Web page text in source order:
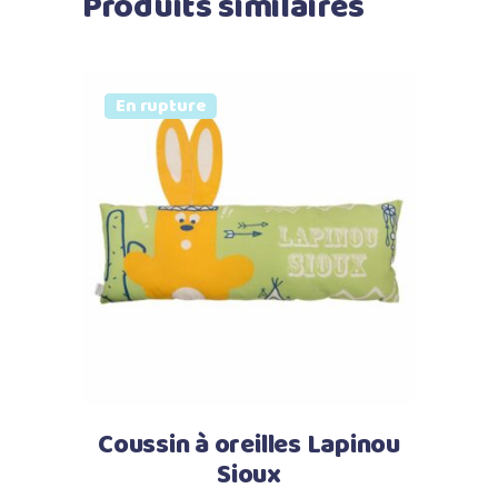
Prix doux
Vendu
En rupture
Lire la suite
Coussin à oreilles Lapinou
Sioux